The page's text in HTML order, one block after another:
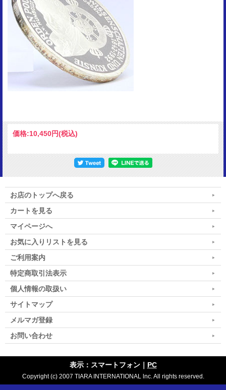
価格:10,450円(税込)
お店のトップへ戻る
カートを見る
マイページへ
お気に入りリストを見る
ご利用案内
特定商取引法表示
個人情報の取扱い
サイトマップ
メルマガ登録
お問い合わせ
表示：スマートフォン｜ PC
Copyright (c) 2007 TIARA INTERNATIONAL lnc. All rights reserved.